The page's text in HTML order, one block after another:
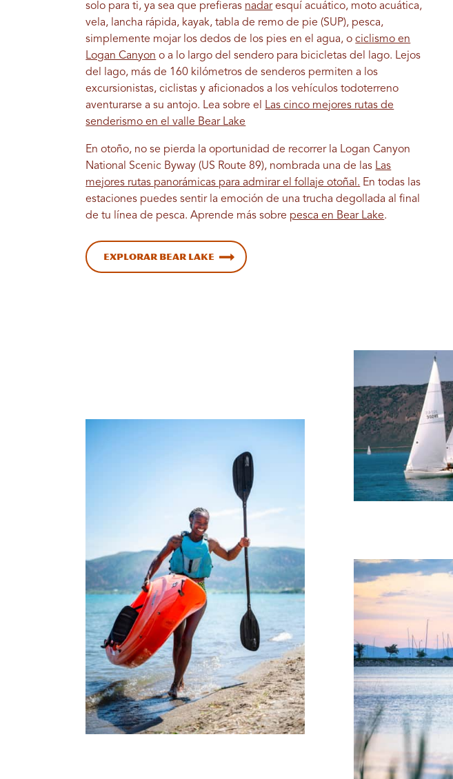
solo para ti, ya sea que prefieras nadaresquí acuático, moto acuática,
vela, lancha rápida, kayak, tabla de remo de pie (SUP), pesca,
simplemente mojar los dedos de los pies en el agua, ociclismo en
Logan Canyon o a lo largo del sendero para bicicletas del lago. Lejos
del lago, más de 160 kilómetros de senderos permiten a los
excursionistas, ciclistas y aficionados a los vehículos todoterreno
aventurarse a su antojo. Lea sobre el Las cinco mejores rutas de
senderismo en el valle Bear Lake
En otoño, no se pierda la oportunidad de recorrer la Logan Canyon
National Scenic Byway (US Route 89), nombrada una de las Las
mejores rutas panorámicas para admirar el follaje otoñal. En todas las
estaciones puedes sentir la emoción de una trucha degollada al final
de tu línea de pesca. Aprende más sobre pesca en Bear Lake.
Explorar Bear Lake